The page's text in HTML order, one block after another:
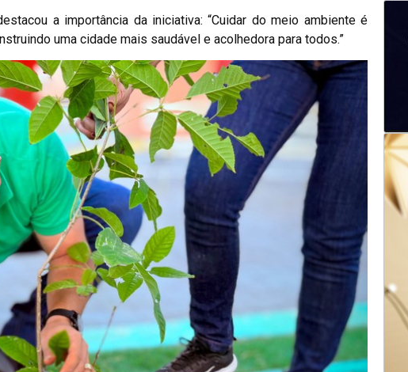
a importância da iniciativa: “Cuidar do meio ambiente é
uma cidade mais saudável e acolhedora para todos.”